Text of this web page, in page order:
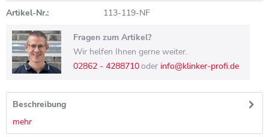
Artikel-Nr.: 113-119-NF
Fragen zum Artikel?
Wir helfen Ihnen gerne weiter.
02862 - 4288710oder info@klinker-profi.de
Beschreibung
mehr